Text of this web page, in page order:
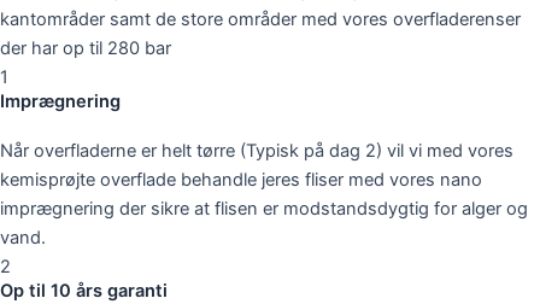
kantområder samt de store områder med vores overfladerenser
der har op til 280 bar
1
Imprægnering
Når overfladerne er helt tørre (Typisk på dag 2) vil vi med vores
kemisprøjte overflade behandle jeres fliser med vores nano
imprægnering der sikre at flisen er modstandsdygtig for alger og
vand.
2
Op til 10 års garanti